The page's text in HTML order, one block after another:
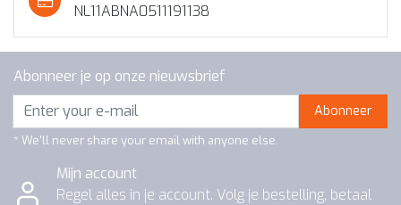
NL11ABNA0511191138
Abonneer je op onze nieuwsbrief
Abonneer
* We'll never share your email with anyone else.
Mijn account
Regel alles in je account. Volg je bestelling, betaal